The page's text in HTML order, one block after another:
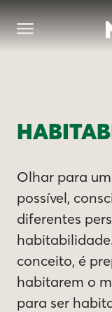
Olhar para
possível,
diferentes
conceito, é
habitarem o
para ser